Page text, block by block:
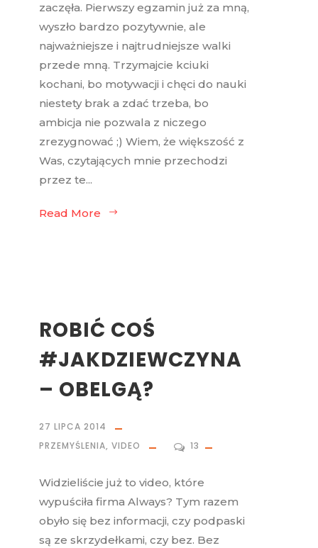
zaczęła. Pierwszy egzamin już za mną,
wyszło bardzo pozytywnie, ale
najważniejsze i najtrudniejsze walki
przede mną. Trzymajcie kciuki
kochani, bo motywacji i chęci do nauki
niestety brak a zdać trzeba, bo
ambicja nie pozwala z niczego
zrezygnować ;) Wiem, że większość z
Was, czytających mnie przechodzi
przez te...
Read More
ROBIĆ COŚ
#JAKDZIEWCZYNA
– OBELGĄ?
27 LIPCA 2014
PRZEMYŚLENIA, VIDEO 13
Widzieliście już to video, które
wypuściła firma Always? Tym razem
obyło się bez informacji, czy podpaski
są ze skrzydełkami, czy bez. Bez